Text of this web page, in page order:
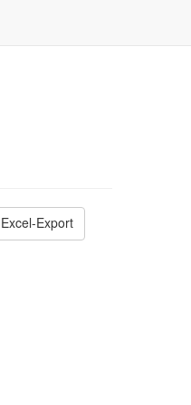
Excel-Export